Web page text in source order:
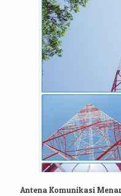
Antena Komunikasi